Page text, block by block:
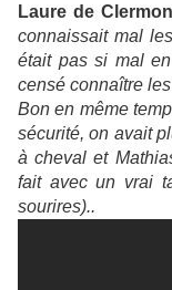
Laure de
connaissait mal
était pas si mal
censé connaître
Bon en même
sécurité, on avait
à cheval et
fait avec un vrai
sourires)..